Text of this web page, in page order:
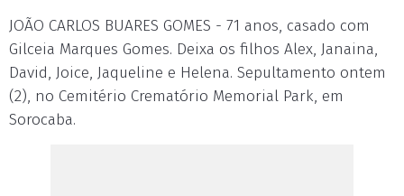
JOÃO CARLOS BUARES GOMES - 71 anos, casado com
Gilceia Marques Gomes. Deixa os filhos Alex, Janaina,
David, Joice, Jaqueline e Helena. Sepultamento ontem
(2), no Cemitério Crematório Memorial Park, em
Sorocaba.